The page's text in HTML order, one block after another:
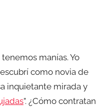
manías. Yo
como novia de
inquietante mirada y
”. ¿Cómo contratan